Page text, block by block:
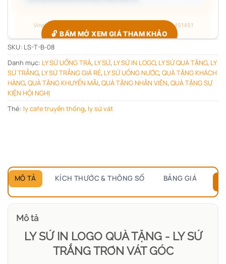
🔓 BẤM MỞ XEM GIÁ THAM KHẢO
Giá đang ẩn — xác nhận bạn thuộc nhóm nào để hiện đúng
bảng giá.
Chỉ hỏi1 lần duy nhất, các sản phẩm sau tự mở.
Vinaly · Công xưởng quà tặng B2B · Hotline/Zalo 0705451451
SKU: LS-T-B-08
Danh mục: LY SỨ UỐNG TRÀ, LY SỨ, LY SỨ IN LOGO, LY SỨ QUÀ TẶNG, LY
SỨ TRẮNG, LY SỨ TRẮNG GIÁ RẺ, LY SỨ UỐNG NƯỚC, QUÀ TẶNG KHÁCH
HÀNG, QUÀ TẶNG KHUYẾN MÃI, QUÀ TẶNG NHÂN VIÊN, QUÀ TẶNG SỰ
KIỆN HỘI NGHỊ
Thẻ: ly cafe truyền thống, ly sứ vát
MÔ TẢ KÍCH THƯỚC & THÔNG SỐ BẢNG GIÁ
Mô tả
LY SỨ IN LOGO QUÀ TẶNG - LY SỨ
TRẮNG TRƠN VÁT GÓC